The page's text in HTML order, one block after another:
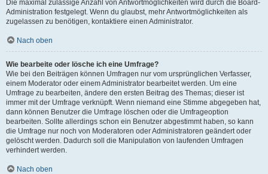
Die maximal zulässige Anzahl von Antwortmöglichkeiten wird durch die Board-
Administration festgelegt. Wenn du glaubst, mehr Antwortmöglichkeiten als
zugelassen zu benötigen, kontaktiere einen Administrator.
Nach oben
Wie bearbeite oder lösche ich eine Umfrage?
Wie bei den Beiträgen können Umfragen nur vom ursprünglichen Verfasser,
einem Moderator oder einem Administrator bearbeitet werden. Um eine
Umfrage zu bearbeiten, ändere den ersten Beitrag des Themas; dieser ist
immer mit der Umfrage verknüpft. Wenn niemand eine Stimme abgegeben hat,
dann können Benutzer die Umfrage löschen oder die Umfrageoption
bearbeiten. Sollte allerdings schon ein Benutzer abgestimmt haben, so kann
die Umfrage nur noch von Moderatoren oder Administratoren geändert oder
gelöscht werden. Dadurch soll die Manipulation von laufenden Umfragen
verhindert werden.
Nach oben